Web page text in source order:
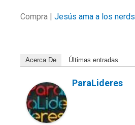
Compra | Jesús ama a los nerds
Acerca De Últimas entradas
ParaLideres